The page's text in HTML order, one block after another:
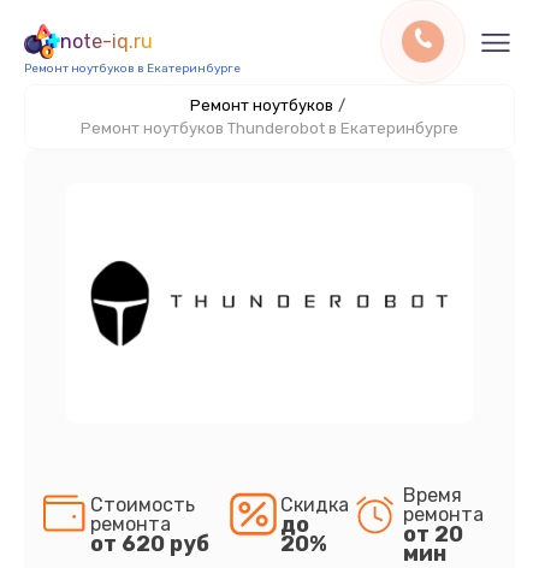
note-iq.ru
Ремонт ноутбуков в Екатеринбурге
Ремонт ноутбуков /
Ремонт ноутбуков Thunderobot в Екатеринбурге
Стоимость
ремонта
от 620 руб
Скидка
до
20%
Время
ремонта
от 20
мин